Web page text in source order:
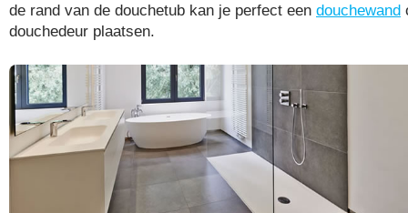
de rand van de douchetub kan je perfect een douchewand
douchedeur plaatsen.